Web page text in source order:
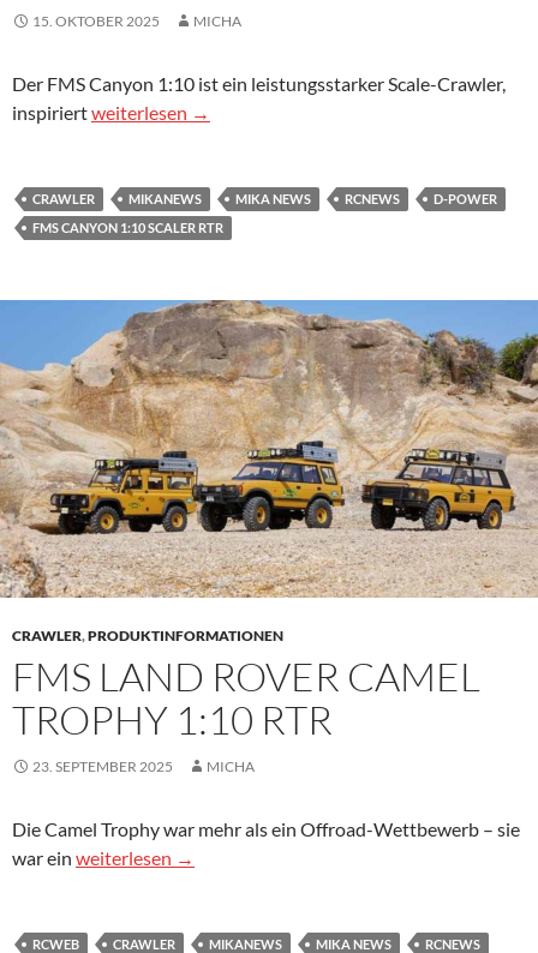
15. OKTOBER 2025 MICHA
Der FMS Canyon 1:10 ist ein leistungsstarker Scale-Crawler,
inspiriertFMS CANYON 1:10 SCALER RTR
weiterlesen →
CRAWLER MIKANEWS MIKA NEWS RCNEWS
D-POWER
FMS CANYON 1:10 SCALER RTR
CRAWLER,PRODUKTINFORMATIONEN
FMS LAND ROVER CAMEL
TROPHY 1:10 RTR
23. SEPTEMBER 2025 MICHA
Die Camel Trophy war mehr als ein Offroad-Wettbewerb – sie
war ein FMS LAND ROVER CAMEL TROPHY 1:10 RTR
weiterlesen →
RCWEB CRAWLER MIKANEWS MIKA NEWS
RCNEWS